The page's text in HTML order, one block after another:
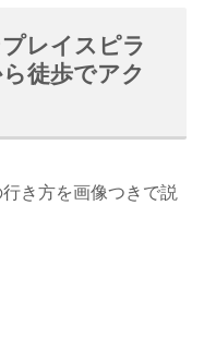
レイスピラ
徒歩でアク
き方を画像つきで説